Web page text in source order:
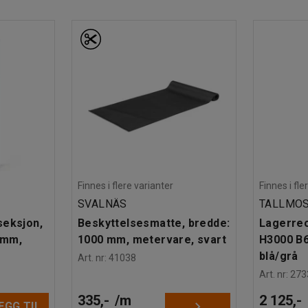
kan du bygge på lagerinnredningen med én
til hyllestativet, slik at du kan bygge en
selges separat.
Finnes i flere varianter
SVALNÄS
Beskyttelsesmatte, bredde:
1000 mm, metervare, svart
Art. nr: 41038
335,- /m
Finnes i
H3000
blå/grå
Art. nr:
2 125,-